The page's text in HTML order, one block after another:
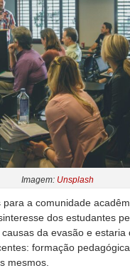
Imagem: Unsplash
a comunidade
dos estudantes
da evasão e
formação
mesmos.